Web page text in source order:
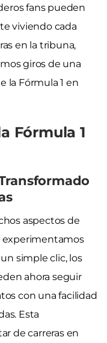
fans pueden
viviendo cada
en la tribuna,
giros de una
la Fórmula 1 en
Fórmula 1
aspectos de
experimentamos
simple clic, los
ahora seguir
con una facilidad
Esta
de carreras en